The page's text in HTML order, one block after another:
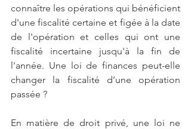
connaître les opérations qui bénéficient
d'une fiscalité certaine et figée à la date
de l'opération et celles qui ont une
fiscalité incertaine jusqu'à la fin de
l'année. Une loi de finances peut-elle
changer la fiscalité d’une opération
passée ?
En matière de droit privé, une loi ne